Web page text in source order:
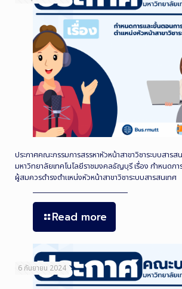
ประกาศคณะกรรมการสรรหาหัวหน้าสาขาวิชาระบบสาร
มหาวิทยาลัยเทคโนโลยีราชมงคลธัญบุรี เรื่อง กำหนดกา
ผู้สมควรดำรงตำแหน่งหัวหน้าสาขาวิชาระบบสารสนเทศ
Read more
6 กันยายน 2024